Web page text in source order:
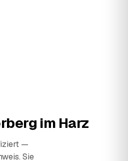
im Harz
—
Sie